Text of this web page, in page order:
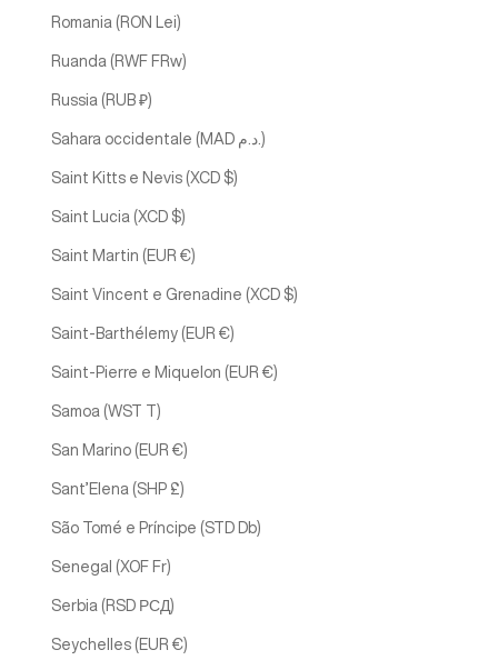
Romania (RON Lei)
Ruanda (RWF FRw)
Russia (RUB ₽)
Sahara occidentale (MAD د.م.)
Saint Kitts e Nevis (XCD $)
Saint Lucia (XCD $)
Saint Martin (EUR €)
Saint Vincent e Grenadine (XCD $)
Saint-Barthélemy (EUR €)
Saint-Pierre e Miquelon (EUR €)
Samoa (WST T)
San Marino (EUR €)
Sant’Elena (SHP £)
São Tomé e Príncipe (STD Db)
Senegal (XOF Fr)
Serbia (RSD РСД)
Seychelles (EUR €)